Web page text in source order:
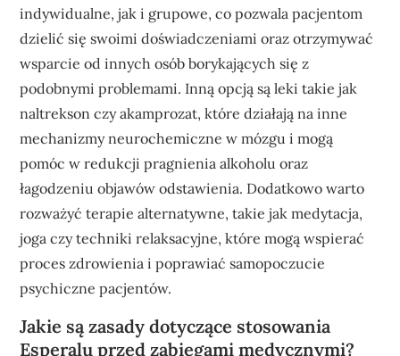
indywidualne, jak i grupowe, co pozwala pacjentom
dzielić się swoimi doświadczeniami oraz otrzymywać
wsparcie od innych osób borykających się z
podobnymi problemami. Inną opcją są leki takie jak
naltrekson czy akamprozat, które działają na inne
mechanizmy neurochemiczne w mózgu i mogą
pomóc w redukcji pragnienia alkoholu oraz
łagodzeniu objawów odstawienia. Dodatkowo warto
rozważyć terapie alternatywne, takie jak medytacja,
joga czy techniki relaksacyjne, które mogą wspierać
proces zdrowienia i poprawiać samopoczucie
psychiczne pacjentów.
Jakie są zasady dotyczące stosowania
Esperalu przed zabiegami medycznymi?